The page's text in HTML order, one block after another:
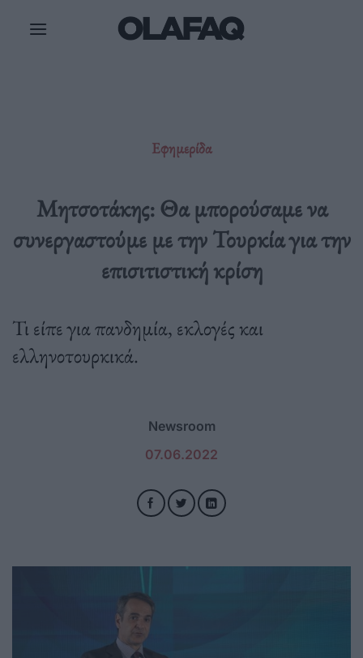
Εφημερίδα
Μητσοτάκης: Θα μπορούσαμε να
συνεργαστούμε με την Τουρκία για την
επισιτιστική κρίση
Τι είπε για πανδημία, εκλογές και
ελληνοτουρκικά.
Newsroom
07.06.2022